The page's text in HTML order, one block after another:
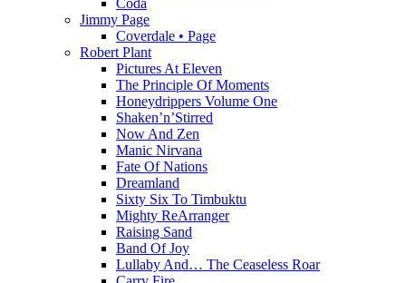
Coda
Jimmy Page
Coverdale • Page
Robert Plant
Pictures At Eleven
The Principle Of Moments
Honeydrippers Volume One
Shaken’n’Stirred
Now And Zen
Manic Nirvana
Fate Of Nations
Dreamland
Sixty Six To Timbuktu
Mighty ReArranger
Raising Sand
Band Of Joy
Lullaby And… The Ceaseless Roar